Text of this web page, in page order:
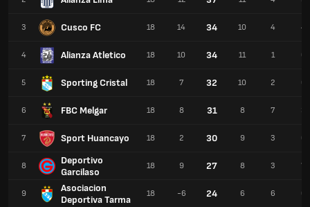
3 Cusco FC
4 Alianza Atletico
5 Sporting Cristal
6 FBC Melgar
7 Sport Huancayo
8
Deportivo
Garcilaso
9
Asociacion
Deportiva Tarma
18 14 34 10 4 4
18 10 34 11 1 6
18 7 32 10 2 6
18 8 31 8 7 3
18 2 30 9 3 6
18 9 27 8 3 7
18 -6 24 6 6 6